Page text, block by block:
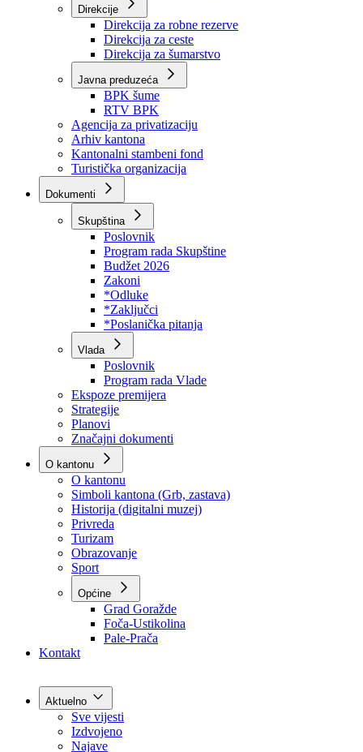
Kantonalna uprava za inspekcijske poslove
Kantonalna uprava civilne zaštite
Direkcije
Direkcija za robne rezerve
Direkcija za ceste
Direkcija za šumarstvo
Javna preduzeća
BPK šume
RTV BPK
Agencija za privatizaciju
Arhiv kantona
Kantonalni stambeni fond
Turistička organizacija
Dokumenti
Skupština
Poslovnik
Program rada Skupštine
Budžet 2026
Zakoni
*Odluke
*Zaključci
*Poslanička pitanja
Vlada
Poslovnik
Program rada Vlade
Ekspoze premijera
Strategije
Planovi
Značajni dokumenti
O kantonu
O kantonu
Simboli kantona (Grb, zastava)
Historija (digitalni muzej)
Privreda
Turizam
Obrazovanje
Sport
Općine
Kontakt
Aktuelno